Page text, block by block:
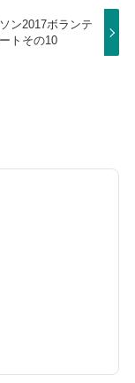
ン2017ボランテ
トその10